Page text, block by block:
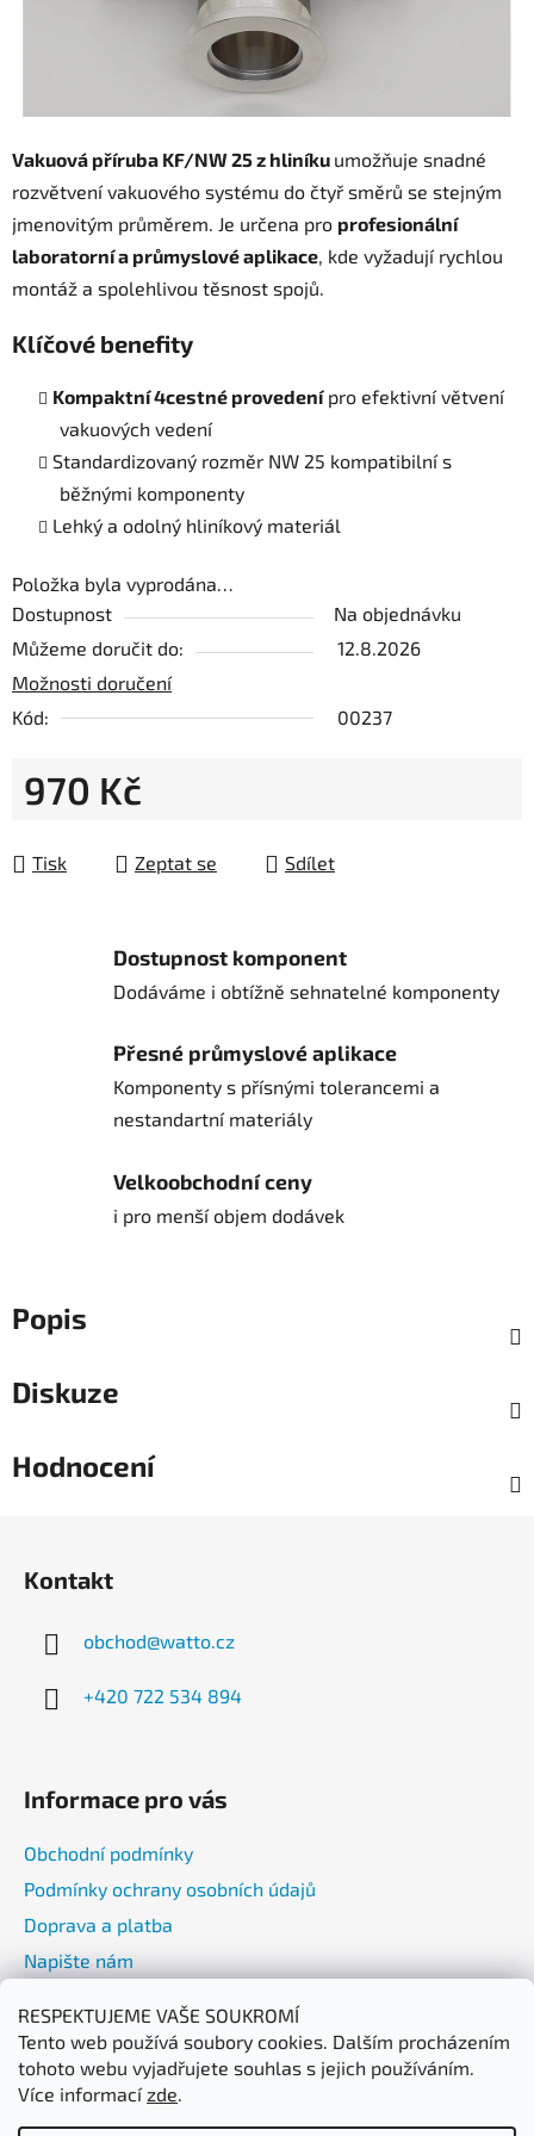
RESPEKTUJEME VAŠE SOUKROMÍ
Tento web používá soubory cookies. Dalším procházením
tohoto webu vyjadřujete souhlas s jejich používáním.
Více informacízde.
Vakuová příruba KF/NW 25 z hliníku umožňuje snadné
rozvětvení vakuového systému do čtyř směrů se stejným
jmenovitým průměrem. Je určena pro profesionální
laboratorní a průmyslové aplikace, kde vyžadují rychlou
montáž a spolehlivou těsnost spojů.
Klíčové benefity
Kompaktní 4cestné provedenípro efektivní větvení
vakuových vedení
Standardizovaný rozměr NW 25 kompatibilní s
běžnými komponenty
Lehký a odolný hliníkový materiál
Položka byla vyprodána…
Dostupnost
Na objednávku
Můžeme doručit do:
12.8.2026
Možnosti doručení
Kód:
00237
970 Kč
Tisk
Zeptat se Sdílet
Dostupnost komponent
Dodáváme i obtížně sehnatelné komponenty
Přesné průmyslové aplikace
Komponenty s přísnými tolerancemi a
nestandartní materiály
Velkoobchodní ceny
i pro menší objem dodávek
Popis
Diskuze
Hodnocení
Kontakt
obchod@watto.cz
+420 722 534 894
Informace pro vás
Obchodní podmínky
Podmínky ochrany osobních údajů
Doprava a platba
Napište nám
Přijímáme online platby